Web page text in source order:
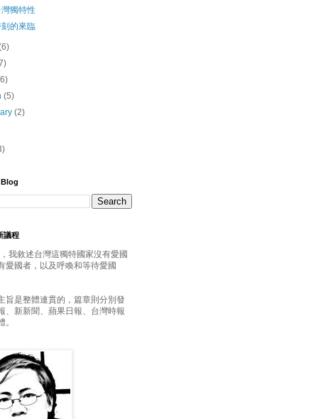
獨特性
的來臨
(5)
(2)
議程
我敘述台灣這獨特國家沒有愛國
愛國者，以及呼喚和等待愛國
旨是整體連貫的，篇章則分別發
、新新聞、蘋果日報、台灣時報